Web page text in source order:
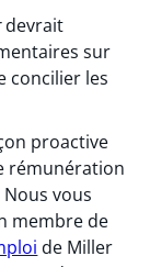
devrait
sur
concilier les
proactive
rémunération
vous
membre de
de Miller